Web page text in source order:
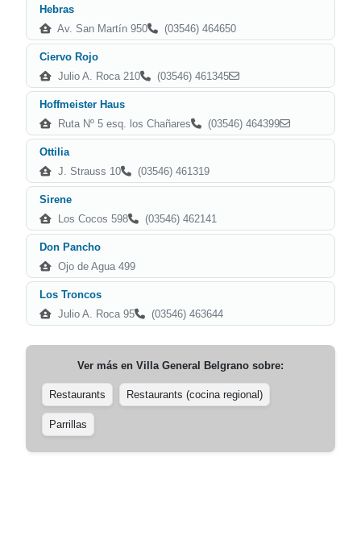
Hebras
Av. San Martín 950
(03546) 464650
Ciervo Rojo
Julio A. Roca 210
(03546) 461345
Hoffmeister Haus
Ruta Nº 5 esq. los Chañares
(03546) 464399
Ottilia
J. Strauss 10
(03546) 461319
Sirene
Los Cocos 598
(03546) 462141
Don Pancho
Ojo de Agua 499
Los Troncos
Julio A. Roca 95
(03546) 463644
Ver más en Villa General Belgrano sobre:
Restaurants Restaurants (cocina regional)
Parrillas